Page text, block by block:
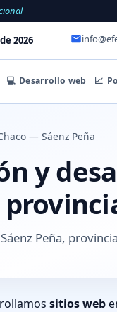
2026
💻 Desarrollo web 📈
— Sáenz Peña
y
Peña,
sitios web